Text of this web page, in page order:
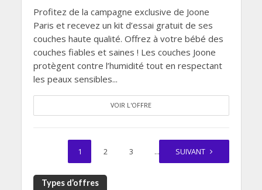
Profitez de la campagne exclusive de Joone
Paris et recevez un kit d’essai gratuit de ses
couches haute qualité. Offrez à votre bébé des
couches fiables et saines ! Les couches Joone
protègent contre l’humidité tout en respectant
les peaux sensibles...
VOIR L'OFFRE
1 2 3 … 35
SUIVANT
Types d’offres